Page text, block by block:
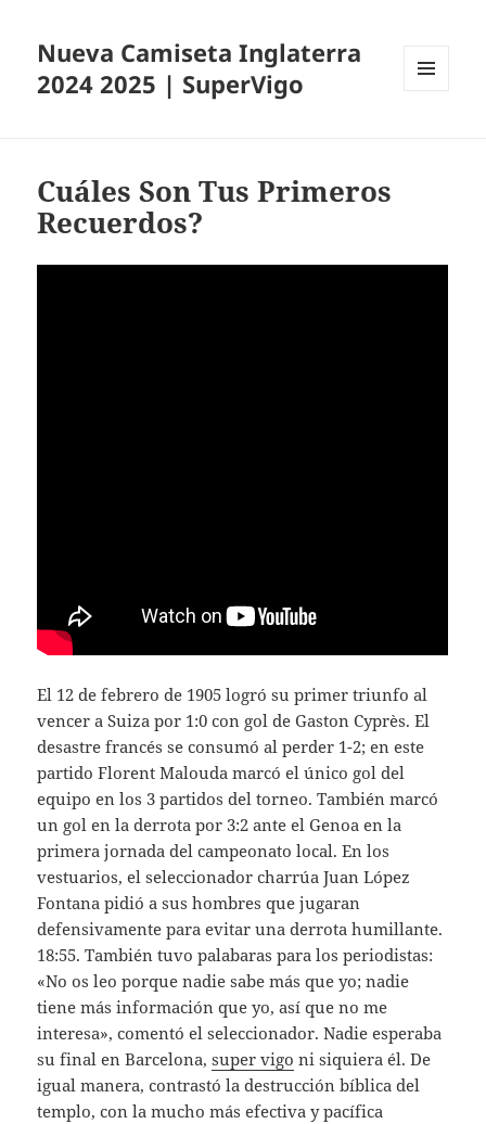
Nueva Camiseta Inglaterra
2024 2025 | SuperVigo
Cuáles Son Tus Primeros
Recuerdos?
El 12 de febrero de 1905 logró su primer triunfo al
vencer a Suiza por 1:0 con gol de Gaston Cyprès. El
desastre francés se consumó al perder 1-2; en este
partido Florent Malouda marcó el único gol del
equipo en los 3 partidos del torneo. También marcó
un gol en la derrota por 3:2 ante el Genoa en la
primera jornada del campeonato local. En los
vestuarios, el seleccionador charrúa Juan López
Fontana pidió a sus hombres que jugaran
defensivamente para evitar una derrota humillante.
18:55. También tuvo palabaras para los periodistas:
«No os leo porque nadie sabe más que yo; nadie
tiene más información que yo, así que no me
interesa», comentó el seleccionador. Nadie esperaba
su final en Barcelona,super vigo ni siquiera él. De
igual manera, contrastó la destrucción bíblica del
templo, con la mucho más efectiva y pacífica